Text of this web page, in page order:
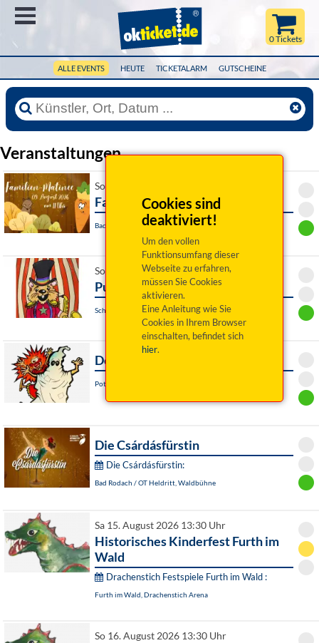
ALLE EVENTS HEUTE TICKETALARM GUTSCHEINE
0 Tickets
Cookies sind
deaktiviert!
Um den vollen
Funktionsumfang dieser
Webseite zu erfahren,
müssen Sie Cookies
aktivieren.
Eine Anleitung wie Sie
Cookies in Ihrem Browser
einschalten, befindet sich
hier.
Veranstaltungen
So 09. August 2026 11:00 Uhr
Familienmatinee
Bad Rodach / OT Heldritt, Waldbühne
So 09. August 2026 16:00 Uhr
Pupa circi
Schwandorf, Marionettentheater Schwandorf
Der Wirrwarr
Pottenstein / OT Schüttersmühle, Festspielgelände
Die Csárdásfürstin
Die Csárdásfürstin:
Bad Rodach / OT Heldritt, Waldbühne
Sa 15. August 2026 13:30 Uhr
Historisches Kinderfest Furth im
Wald
Drachenstich Festspiele Furth im Wald :
Furth im Wald, Drachenstich Arena
So 16. August 2026 13:30 Uhr